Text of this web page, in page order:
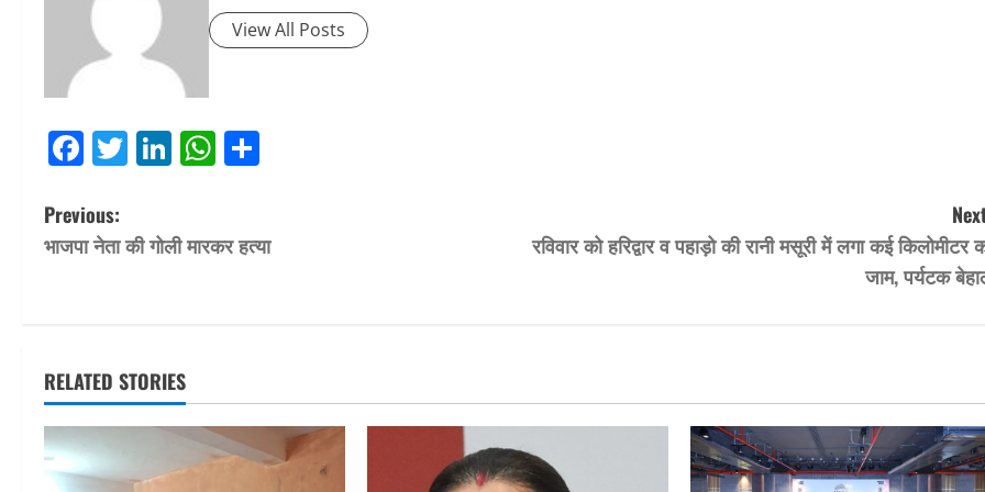
View All Posts
Facebook
Twitter
LinkedIn
WhatsApp
P
o
n
a
Previous:
भाजपा नेता की गोली मारकर हत्या
रविवार को हरिद्वार व पहाड़ो की रानी मसूरी में लगा कई किलोमीटर
जाम, पर्यटक
RELATED STORIES